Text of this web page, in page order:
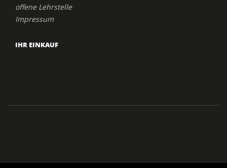
offene Lehrstelle
Impressum
IHR EINKAUF